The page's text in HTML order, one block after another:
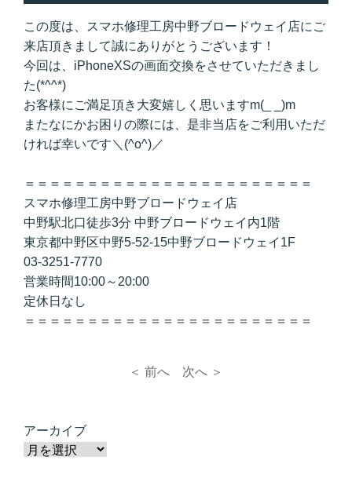
この度は、スマホ修理工房中野ブロードウェイ店にご
来店頂きまして誠にありがとうございます！
今回は、iPhoneXSの画面交換をさせていただきまし
た(*^^*)
お客様にご満足頂き大変嬉しく思いますm(_ _)m
またなにかお困りの際には、是非当店をご利用いただ
ければ幸いです＼(^o^)／
＝＝＝＝＝＝＝＝＝＝＝＝＝＝＝＝＝＝＝＝＝＝＝
スマホ修理工房中野ブロードウェイ店
中野駅北口徒歩3分 中野ブロードウェイ内1階
東京都中野区中野5-52-15中野ブロードウェイ1F
03-3251-7770
営業時間10:00～20:00
定休日なし
＝＝＝＝＝＝＝＝＝＝＝＝＝＝＝＝＝＝＝＝＝＝＝
＜ 前へ 次へ ＞
アーカイブ